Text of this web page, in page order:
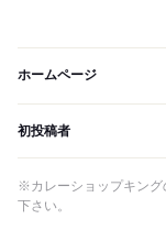
ホームページ
初投稿者
※カレーショップキング
下さい。